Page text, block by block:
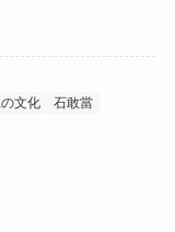
文化 石敢當